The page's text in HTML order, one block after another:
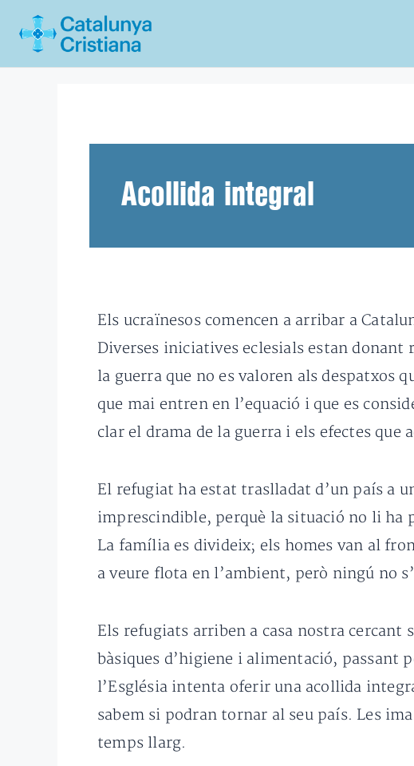
Acollida integral
Els ucraïnesos comencen a arribar a
Diverses iniciatives eclesials estan donant
la guerra que no es valoren als despatxos
que mai entren en l’equació i que es
clar el drama de la guerra i els efectes que
El refugiat ha estat traslladat d’un país a
imprescindible, perquè la situació no li ha
La família es divideix; els homes van al
a veure flota en l’ambient, però ningú no
Els refugiats arriben a casa nostra cercant
bàsiques d’higiene i alimentació, passant
l’Església intenta oferir una acollida
sabem si podran tornar al seu país. Les
temps llarg.